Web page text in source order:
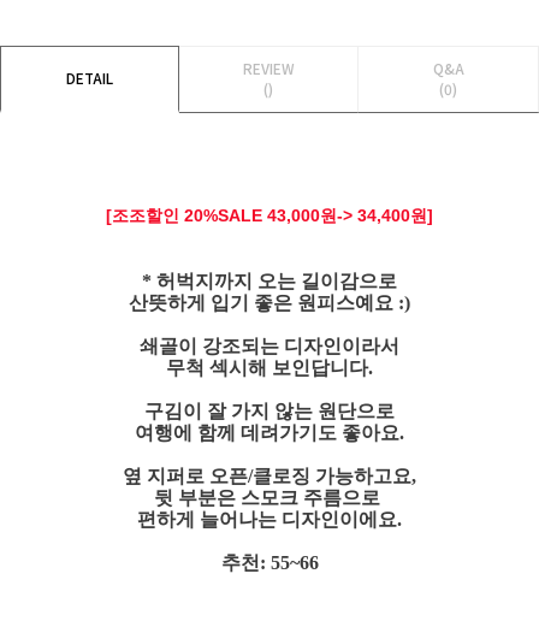
DETAIL
REVIEW
()
Q&A
(0)
[조조할인 20%SALE 43,000원-> 34,400원]
* 허벅지까지 오는 길이감으로
산뜻하게 입기 좋은 원피스예요 :)
쇄골이 강조되는 디자인이라서
무척 섹시해 보인답니다.
구김이 잘 가지 않는 원단으로
여행에 함께 데려가기도 좋아요.
옆 지퍼로 오픈/클로징 가능하고요,
뒷 부분은 스모크 주름으로
편하게 늘어나는 디자인이에요.
추천: 55~66